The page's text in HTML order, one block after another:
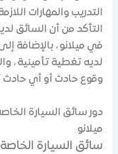
التدريب والمهارات
التأكد من أن السائق
في ميلانو ، بالإضافة
لديه تغطية تأمينية ،
وقوع حادث أو أي حادث
دور سائق السيارة
ميلانو
سائق السيارة